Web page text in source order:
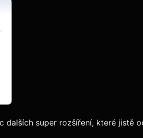
super rozšíření, které jistě